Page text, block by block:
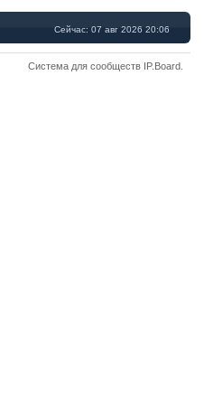
Сейчас: 07 авг 2026 20:06
Система для сообществ IP.Board